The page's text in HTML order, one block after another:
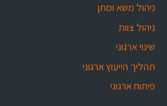
ניהול משא ומתן
ניהול צוות
שינוי ארגוני
תהליך הייעוץ ארגוני
פיתוח ארגוני